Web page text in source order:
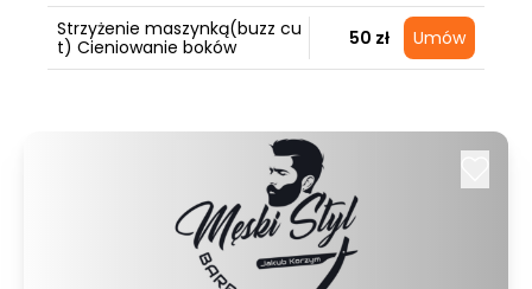
Strzyżenie maszynką(buzz cu
t) Cieniowanie boków
50 zł Umów